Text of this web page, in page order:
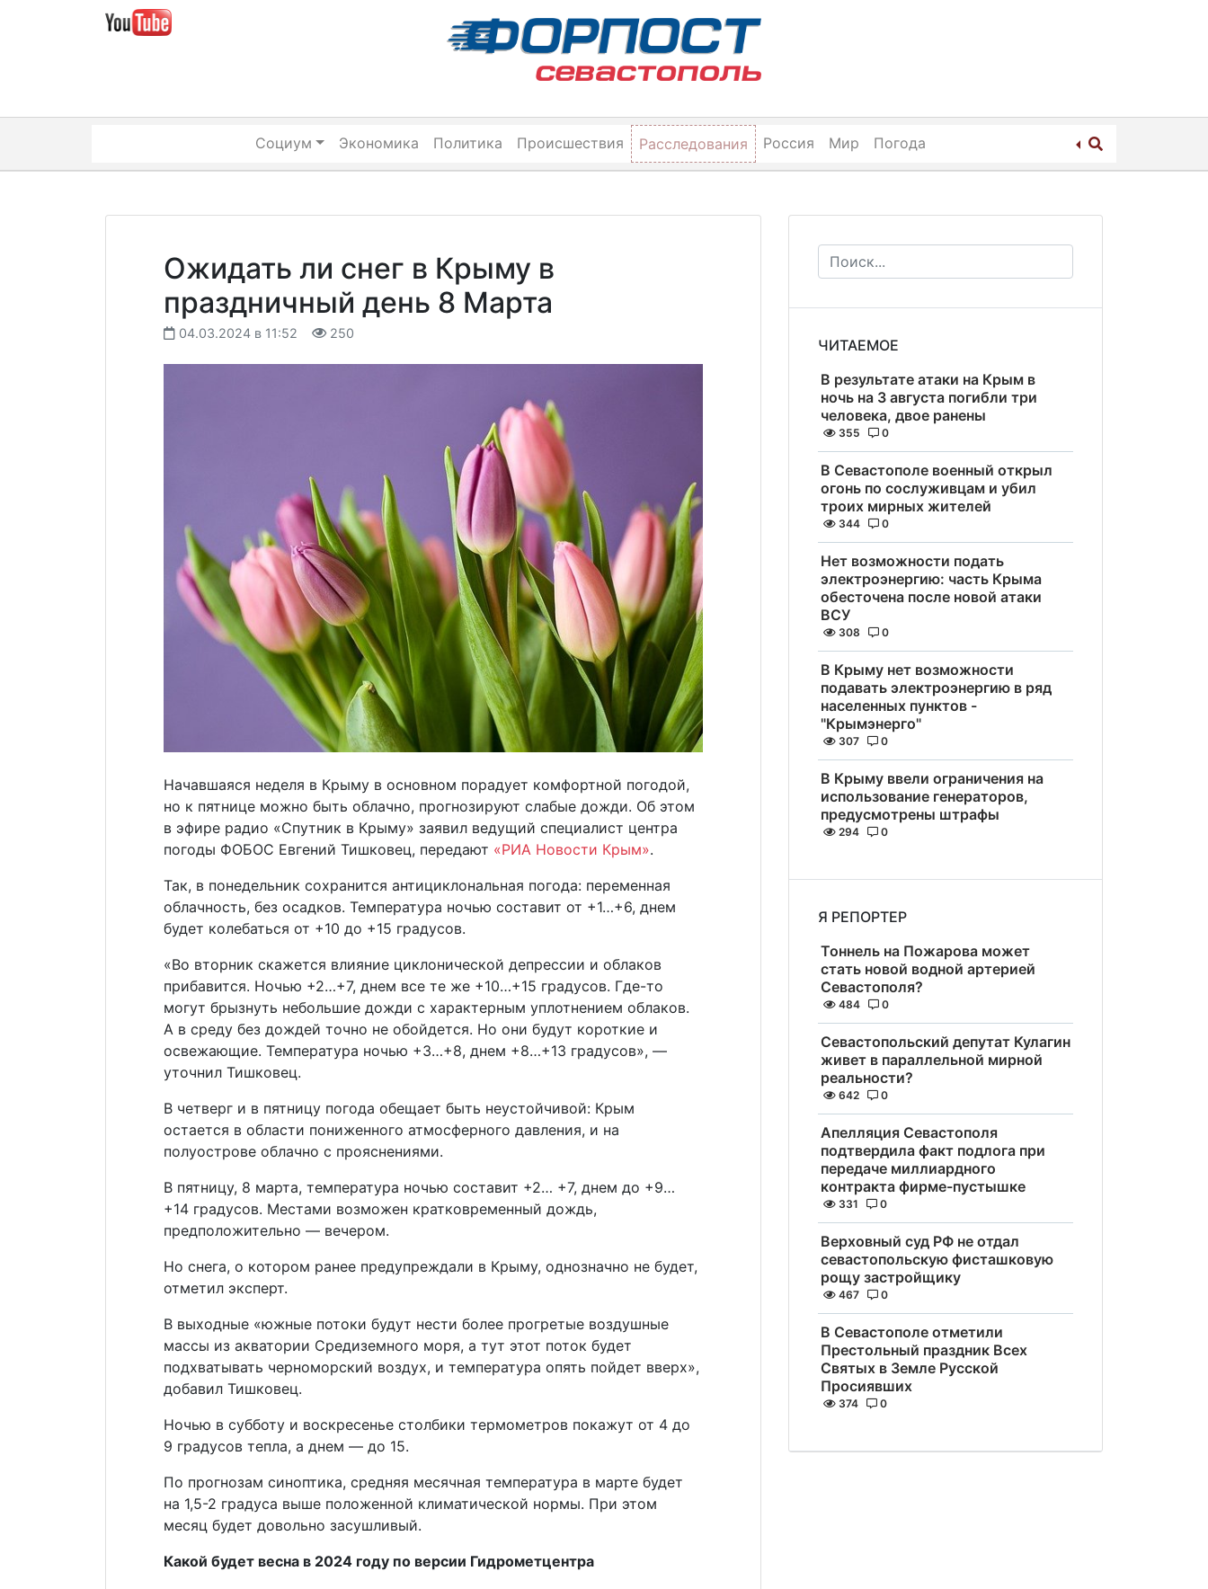
Социум Экономика Политика Происшествия Расследования Россия Мир Погода
Ожидать ли снег в Крыму в
праздничный день 8 Марта
04.03.2024 в 11:52 250
Начавшаяся неделя в Крыму в основном порадует комфортной погодой,
но к пятнице можно быть облачно, прогнозируют слабые дожди. Об этом
в эфире радио «Спутник в Крыму» заявил ведущий специалист центра
погоды ФОБОС Евгений Тишковец, передают «РИА Новости Крым».
Так, в понедельник сохранится антициклональная погода: переменная
облачность, без осадков. Температура ночью составит от +1…+6, днем
будет колебаться от +10 до +15 градусов.
«Во вторник скажется влияние циклонической депрессии и облаков
прибавится. Ночью +2…+7, днем все те же +10…+15 градусов. Где-то
могут брызнуть небольшие дожди с характерным уплотнением облаков.
А в среду без дождей точно не обойдется. Но они будут короткие и
освежающие. Температура ночью +3…+8, днем +8…+13 градусов», —
уточнил Тишковец.
В четверг и в пятницу погода обещает быть неустойчивой: Крым
остается в области пониженного атмосферного давления, и на
полуострове облачно с прояснениями.
В пятницу, 8 марта, температура ночью составит +2… +7, днем до +9…
+14 градусов. Местами возможен кратковременный дождь,
предположительно — вечером.
Но снега, о котором ранее предупреждали в Крыму, однозначно не будет,
отметил эксперт.
В выходные «южные потоки будут нести более прогретые воздушные
массы из акватории Средиземного моря, а тут этот поток будет
подхватывать черноморский воздух, и температура опять пойдет вверх»,
добавил Тишковец.
Ночью в субботу и воскресенье столбики термометров покажут от 4 до
9 градусов тепла, а днем — до 15.
По прогнозам синоптика, средняя месячная температура в марте будет
на 1,5-2 градуса выше положенной климатической нормы. При этом
месяц будет довольно засушливый.
Какой будет весна в 2024 году по версии Гидрометцентра
ЧИТАЕМОЕ
В результате атаки на Крым в
ночь на 3 августа погибли три
человека, двое ранены
355 0
В Севастополе военный открыл
огонь по сослуживцам и убил
троих мирных жителей
344 0
Нет возможности подать
электроэнергию: часть Крыма
обесточена после новой атаки
ВСУ
308 0
В Крыму нет возможности
подавать электроэнергию в ряд
населенных пунктов -
"Крымэнерго"
307 0
В Крыму ввели ограничения на
использование генераторов,
предусмотрены штрафы
294 0
Я РЕПОРТЕР
Тоннель на Пожарова может
стать новой водной артерией
Севастополя?
484 0
Севастопольский депутат Кулагин
живет в параллельной мирной
реальности?
642 0
Апелляция Севастополя
подтвердила факт подлога при
передаче миллиардного
контракта фирме-пустышке
331 0
Верховный суд РФ не отдал
севастопольскую фисташковую
рощу застройщику
467 0
В Севастополе отметили
Престольный праздник Всех
Святых в Земле Русской
Просиявших
374 0